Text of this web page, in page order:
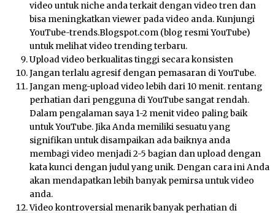
video untuk niche anda terkait dengan video tren dan
bisa meningkatkan viewer pada video anda. Kunjungi
YouTube-trends.Blogspot.com (blog resmi YouTube)
untuk melihat video trending terbaru.
Upload video berkualitas tinggi secara konsisten
Jangan terlalu agresif dengan pemasaran di YouTube.
Jangan meng-upload video lebih dari 10 menit. rentang
perhatian dari pengguna di YouTube sangat rendah.
Dalam pengalaman saya 1-2 menit video paling baik
untuk YouTube. Jika Anda memiliki sesuatu yang
signifikan untuk disampaikan ada baiknya anda
membagi video menjadi 2-5 bagian dan upload dengan
kata kunci dengan judul yang unik. Dengan cara ini Anda
akan mendapatkan lebih banyak pemirsa untuk video
anda.
Video kontroversial menarik banyak perhatian di